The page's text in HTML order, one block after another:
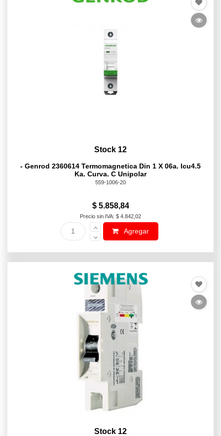
Stock 12
- Genrod 2360614 Termomagnetica Din 1 X 06a. Icu4.5
Ka. Curva. C Unipolar
559-1006-20
$ 5.858,84
Precio sin IVA: $ 4.842,02
Agregar
Stock 12